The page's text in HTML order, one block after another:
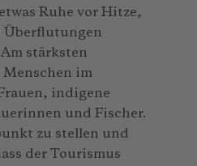
Ruhe vor Hitze,
Überflutungen
stärksten
im
indigene
und Fischer.
zu stellen und
der Tourismus